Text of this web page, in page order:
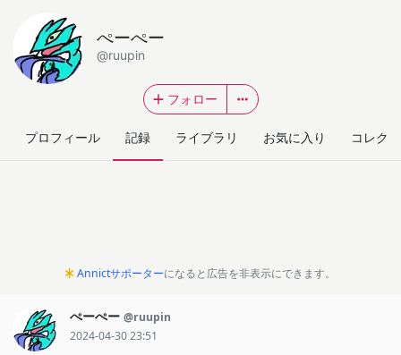
ぺーぺー
@ruupin
フォロー
プロフィール 記録 ライブラリ お気に入り コレク
Annictサポーターになると広告を非表示にできます。
ぺーぺー @ruupin
2024-04-30 23:51